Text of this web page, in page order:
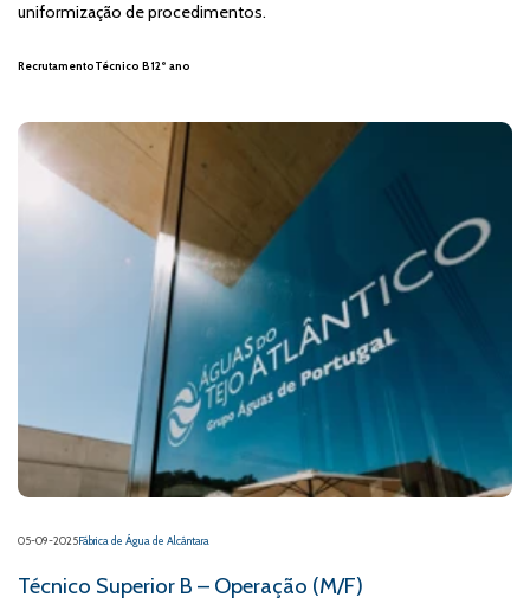
uniformização de procedimentos.
RecrutamentoTécnico B12º ano
05-09-2025Fábrica de Água de Alcântara
Técnico Superior B – Operação (M/F)